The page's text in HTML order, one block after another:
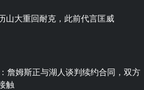
山大重回耐克，此前代言匡威
詹姆斯正与湖人谈判续约合同，双方
触